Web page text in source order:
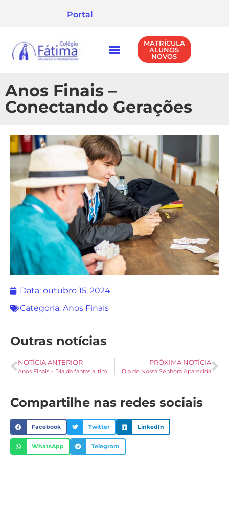
Portal
MATRÍCULA
ALUNOS
NOVOS
Anos Finais –
Conectando Gerações
Data: outubro 15, 2024
Categoria: Anos Finais
Outras notícias
NOTÍCIA ANTERIOR
Anos Finais – Dia da fantasia, time do coração e personagem favorito
PRÓXIMA NOTÍCIA
Dia de Nossa Senhora Aparecida
Compartilhe nas redes sociais
Facebook Twitter LinkedIn
WhatsApp Telegram